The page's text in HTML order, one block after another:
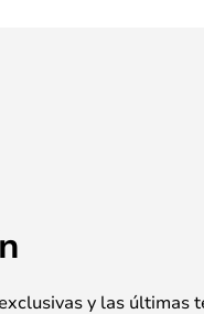
y las últimas